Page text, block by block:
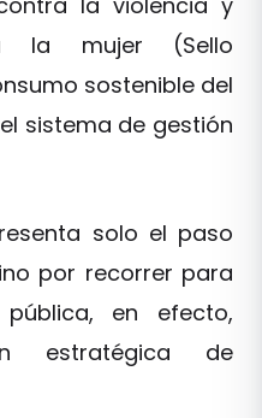
la mujer (Sello
sostenible del
sistema de gestión
solo el paso
por recorrer para
en efecto,
estratégica de